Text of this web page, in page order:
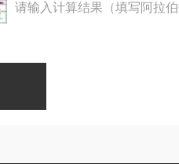
请输入计算结果（填写阿拉